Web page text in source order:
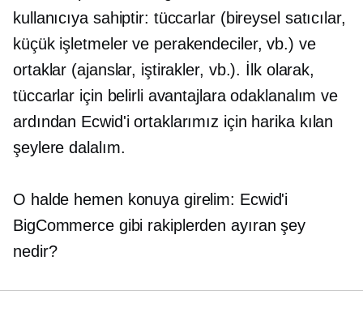
kullanıcıya sahiptir: tüccarlar (bireysel satıcılar,
küçük işletmeler ve perakendeciler, vb.) ve
ortaklar (ajanslar, iştirakler, vb.). İlk olarak,
tüccarlar için belirli avantajlara odaklanalım ve
ardından Ecwid'i ortaklarımız için harika kılan
şeylere dalalım.
O halde hemen konuya girelim: Ecwid'i
BigCommerce gibi rakiplerden ayıran şey
nedir?